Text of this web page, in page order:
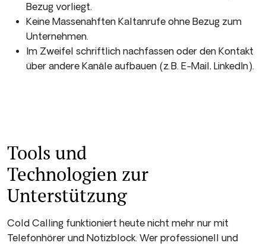
Bezug vorliegt.
Keine Massenahften Kaltanrufe ohne Bezug zum
Unternehmen.
Im Zweifel schriftlich nachfassen oder den Kontakt
über andere Kanäle aufbauen (z. B. E-Mail, LinkedIn).
Tools und
Technologien zur
Unterstützung
Cold Calling funktioniert heute nicht mehr nur mit
Telefonhörer und Notizblock. Wer professionell und